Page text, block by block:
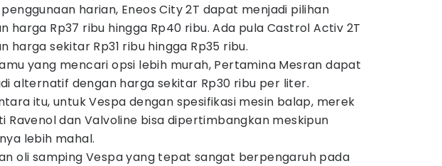
harian, Eneos City 2T dapat menjadi pilihan
harga Rp37 ribu hingga Rp40 ribu. Ada pula Castrol Activ 2T
harga sekitar Rp31 ribu hingga Rp35 ribu.
yang mencari opsi lebih murah, Pertamina Mesran dapat
alternatif dengan harga sekitar Rp30 ribu per liter.
itu, untuk Vespa dengan spesifikasi mesin balap, merek
Ravenol dan Valvoline bisa dipertimbangkan meskipun
lebih mahal.
oli samping Vespa yang tepat sangat berpengaruh pada